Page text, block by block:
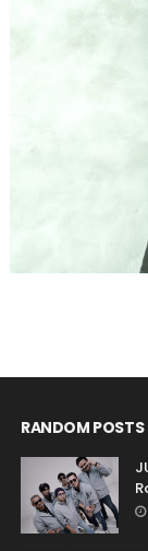
RANDOM POSTS